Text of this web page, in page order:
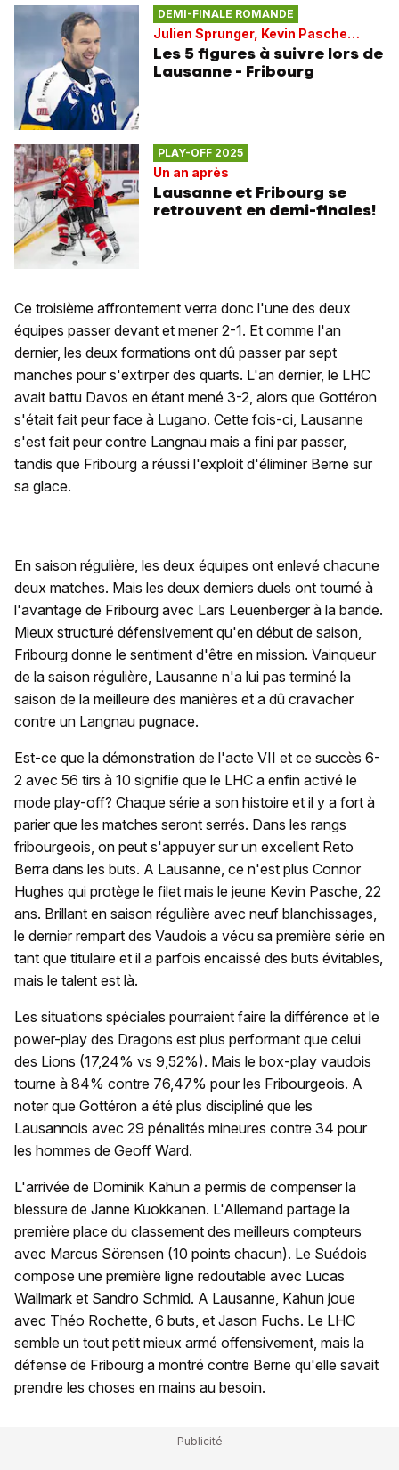
DEMI-FINALE ROMANDE
Julien Sprunger, Kevin Pasche…
Les 5 figures à suivre lors de
Lausanne - Fribourg
PLAY-OFF 2025
Un an après
Lausanne et Fribourg se
retrouvent en demi-finales!
Ce troisième affrontement verra donc l'une des deux
équipes passer devant et mener 2-1. Et comme l'an
dernier, les deux formations ont dû passer par sept
manches pour s'extirper des quarts. L'an dernier, le LHC
avait battu Davos en étant mené 3-2, alors que Gottéron
s'était fait peur face à Lugano. Cette fois-ci, Lausanne
s'est fait peur contre Langnau mais a fini par passer,
tandis que Fribourg a réussi l'exploit d'éliminer Berne sur
sa glace.
En saison régulière, les deux équipes ont enlevé chacune
deux matches. Mais les deux derniers duels ont tourné à
l'avantage de Fribourg avec Lars Leuenberger à la bande.
Mieux structuré défensivement qu'en début de saison,
Fribourg donne le sentiment d'être en mission. Vainqueur
de la saison régulière, Lausanne n'a lui pas terminé la
saison de la meilleure des manières et a dû cravacher
contre un Langnau pugnace.
Est-ce que la démonstration de l'acte VII et ce succès 6-
2 avec 56 tirs à 10 signifie que le LHC a enfin activé le
mode play-off? Chaque série a son histoire et il y a fort à
parier que les matches seront serrés. Dans les rangs
fribourgeois, on peut s'appuyer sur un excellent Reto
Berra dans les buts. A Lausanne, ce n'est plus Connor
Hughes qui protège le filet mais le jeune Kevin Pasche, 22
ans. Brillant en saison régulière avec neuf blanchissages,
le dernier rempart des Vaudois a vécu sa première série en
tant que titulaire et il a parfois encaissé des buts évitables,
mais le talent est là.
Les situations spéciales pourraient faire la différence et le
power-play des Dragons est plus performant que celui
des Lions (17,24% vs 9,52%). Mais le box-play vaudois
tourne à 84% contre 76,47% pour les Fribourgeois. A
noter que Gottéron a été plus discipliné que les
Lausannois avec 29 pénalités mineures contre 34 pour
les hommes de Geoff Ward.
L'arrivée de Dominik Kahun a permis de compenser la
blessure de Janne Kuokkanen. L'Allemand partage la
première place du classement des meilleurs compteurs
avec Marcus Sörensen (10 points chacun). Le Suédois
compose une première ligne redoutable avec Lucas
Wallmark et Sandro Schmid. A Lausanne, Kahun joue
avec Théo Rochette, 6 buts, et Jason Fuchs. Le LHC
semble un tout petit mieux armé offensivement, mais la
défense de Fribourg a montré contre Berne qu'elle savait
prendre les choses en mains au besoin.